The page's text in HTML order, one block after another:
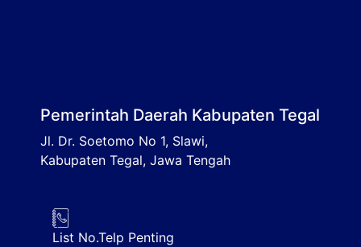
Pemerintah Daerah Kabupaten Tegal
Jl. Dr. Soetomo No 1, Slawi,
Kabupaten Tegal, Jawa Tengah
List No.Telp Penting